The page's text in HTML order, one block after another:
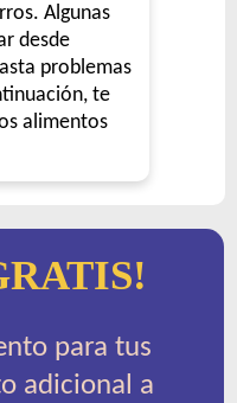
Algunas
desde
problemas
te
alimentos
para tus
adicional a